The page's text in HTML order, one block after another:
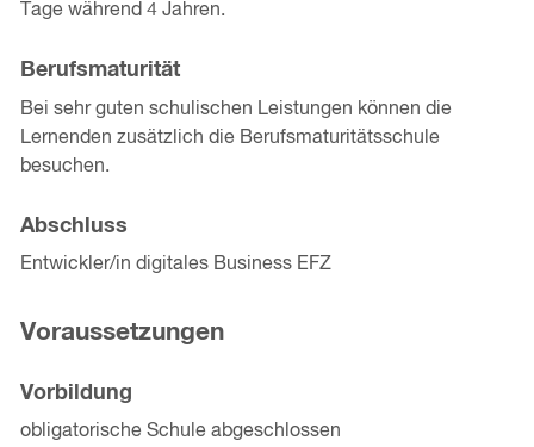
Tage während 4 Jahren.
Berufsmaturität
Bei sehr guten schulischen Leistungen können die
Lernenden zusätzlich die Berufsmaturitätsschule
besuchen.
Abschluss
Entwickler/in digitales Business EFZ
Voraussetzungen
Vorbildung
obligatorische Schule abgeschlossen